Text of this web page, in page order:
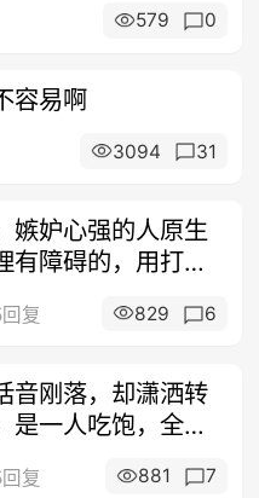
579 0
容易啊
3094 31
嫉妒心强的人原生
有障碍的，用打
复 829 6
音刚落，却潇洒转
是一人吃饱，全家
复 881 7